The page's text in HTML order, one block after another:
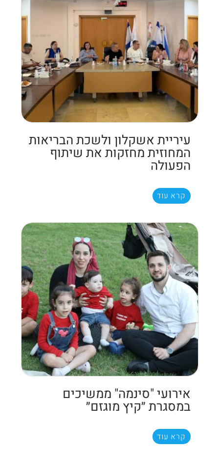
עיריית אשקלון ולשכת הבריאות
המחוזית מחזקות את שיתוף
הפעולה
קרא עוד
אירועי "סינמה" ממשיכים
במסגרת ״קיץ מוגזם״
קרא עוד